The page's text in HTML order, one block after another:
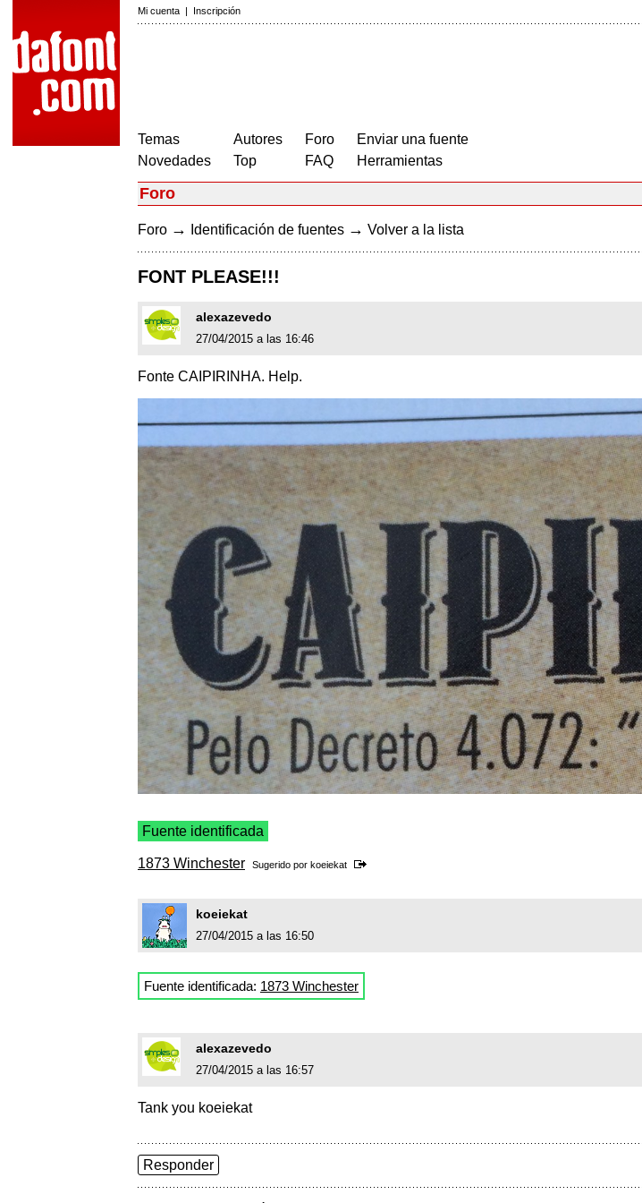
Mi cuenta | Inscripción
Temas
Novedades
Autores
Top
Foro
FAQ
Enviar una fuente
Herramientas
Foro
Foro → Identificación de fuentes → Volver a la lista
FONT PLEASE!!!
alexazevedo
27/04/2015 a las 16:46
Fonte CAIPIRINHA. Help.
Fuente identificada
1873 Winchester Sugerido por koeiekat
koeiekat
27/04/2015 a las 16:50
Fuente identificada: 1873 Winchester
alexazevedo
27/04/2015 a las 16:57
Tank you koeiekat
Responder